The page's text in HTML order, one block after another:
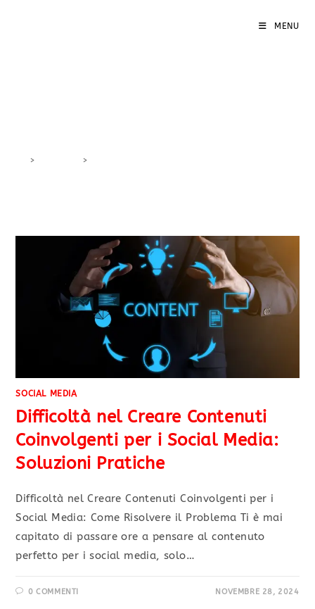
MENU
> >
SOCIAL MEDIA
Difficoltà nel Creare Contenuti
Coinvolgenti per i Social Media:
Soluzioni Pratiche
Difficoltà nel Creare Contenuti Coinvolgenti per i
Social Media: Come Risolvere il Problema Ti è mai
capitato di passare ore a pensare al contenuto
perfetto per i social media, solo…
0 COMMENTI NOVEMBRE 28, 2024